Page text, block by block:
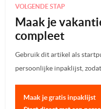
VOLGENDE STAP
Maak je
compleet
Gebruik dit artikel als
persoonlijke inpaklijst,
Maak je gratis inpaklijst